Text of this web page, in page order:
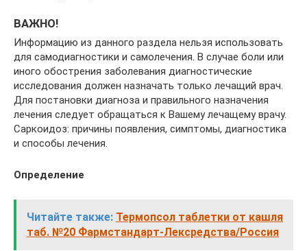
ВАЖНО!
Информацию из данного раздела нельзя использовать
для самодиагностики и самолечения. В случае боли или
иного обострения заболевания диагностические
исследования должен назначать только лечащий врач.
Для постановки диагноза и правильного назначения
лечения следует обращаться к Вашему лечащему врачу.
Саркоидоз: причины появления, симптомы, диагностика
и способы лечения.
Определение
Читайте также: Термопсол таблетки от кашля
таб. №20 Фармстандарт-Лексредства/Россия